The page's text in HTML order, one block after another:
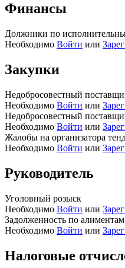
Финансы
Должники по
Необходимо Войти или
Закупки
Недобросовестный
Необходимо Войти или
Недобросовестный
Необходимо Войти или
Жалобы на организатора
Необходимо Войти или
Руководитель
Уголовный розыск
Необходимо Войти или
Задолженность по алиментам
Необходимо Войти или
Налоговые